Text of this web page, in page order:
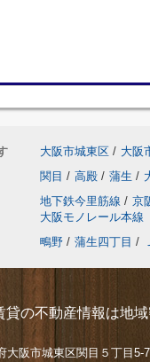
大阪市城東区 / 大阪
関目 / 高殿 / 蒲生 /
地下鉄今里筋線 / 京
大阪モノレール本線
鴫野 / 蒲生四丁目 /
貸の不動産情報は地
大阪市城東区関目５丁目5-7